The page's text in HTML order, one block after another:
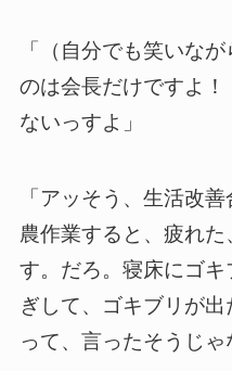
「（自分でも笑いな
のは会長だけですよ
ないっすよ」
「アッそう、生活改
農作業すると、疲れ
す。だろ。寝床にゴ
ぎして、ゴキブリが
って、言ったそうじゃ